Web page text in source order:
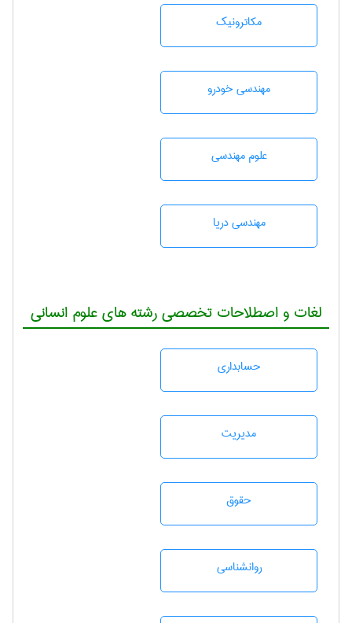
مکاترونیک
مهندسی خودرو
علوم مهندسی
مهندسی دریا
لغات و اصطلاحات تخصصی رشته های علوم انسانی
حسابداری
مديريت
حقوق
روانشناسی